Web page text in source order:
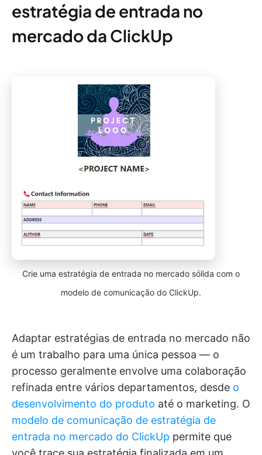
estratégia de entrada no
mercado da ClickUp
Crie uma estratégia de entrada no mercado sólida com o
modelo de comunicação do ClickUp.
Adaptar estratégias de entrada no mercado não
é um trabalho para uma única pessoa — o
processo geralmente envolve uma colaboração
refinada entre vários departamentos, desde o
desenvolvimento do produto até o marketing. O
modelo de comunicação de estratégia de
entrada no mercado do ClickUp permite que